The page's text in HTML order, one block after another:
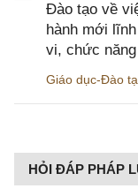
Đào tạo về
hành mới
vi, chức
Giáo dục-Đào
HỎI ĐÁP PHÁP